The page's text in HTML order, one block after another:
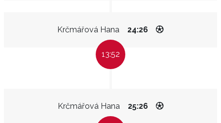
Krčmářová Hana 24:26
13:52
Krčmářová Hana 25:26